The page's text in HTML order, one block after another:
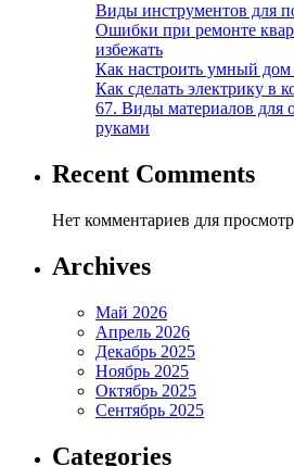
Виды инструментов для
Ошибки при ремонте
избежать
Как настроить умный
Как сделать электрику в
67. Виды материалов для
руками
Recent Comments
Нет комментариев для
Archives
Май 2026
Апрель 2026
Декабрь 2025
Ноябрь 2025
Октябрь 2025
Сентябрь 2025
Categories